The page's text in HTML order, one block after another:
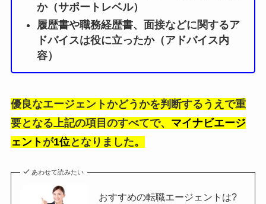
か（サポートレベル）
履歴書や職務経歴書、面接などに関するア
ドバイスは役に立ったか（アドバイス内
容）
優良なエージェントかどうかを判断するうえで重
要となる上記の項目のすべてで、 マイナビエージ
ェント が1位となりました。
あわせて読みたい
おすすめの転職エージェントは?